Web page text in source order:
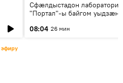
Сфæлдыстадон лаборатори
"Портал"-ы байгом уыдзæн
Æхсары куыстыты равдыст
08:04 26 мин